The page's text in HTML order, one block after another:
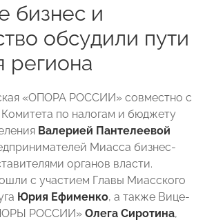
бизнес и
обсудили пути
региона
«ОПОРА РОССИИ» совместно с
по налогам и бюджету
Валерией Пантелеевой
Миасса бизнес-
органов власти.
с участием Главы Миасского
Юрия Ефименко, а также Вице-
РОССИИ» Олега Сиротина,